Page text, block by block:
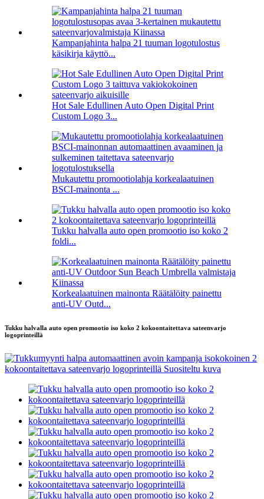
Kampanjahinta halpa 21 tuuman logotulostus
käsikirja käyttö...
Hot Sale Edullinen Auto Open Digital Print
Custom Logo 3...
Mukautettu promootiolahja korkealaatuinen
BSCI-mainonta ...
Tukku halvalla auto open promootio iso koko 2
foldi...
Korkealaatuinen mainonta Räätälöity painettu
anti-UV Outd...
Tukku halvalla auto open promootio iso koko 2 kokoontaitettava sateenvarjo
logoprinteillä